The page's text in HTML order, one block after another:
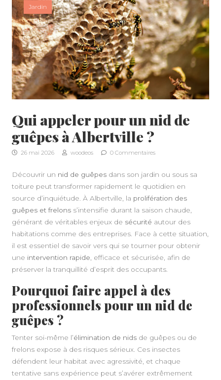
Jardin
Qui appeler pour un nid de
guêpes à Albertville ?
26 mai 2026 woodeos 0 Commentaires
Découvrir un nid de guêpes dans son jardin ou sous sa
toiture peut transformer rapidement le quotidien en
source d’inquiétude. À Albertville, la prolifération des
guêpes et frelons s’intensifie durant la saison chaude,
générant de véritables enjeux de sécurité autour des
habitations comme des entreprises. Face à cette situation,
il est essentiel de savoir vers qui se tourner pour obtenir
une intervention rapide , efficace et sécurisée, afin de
préserver la tranquillité d’esprit des occupants.
Pourquoi faire appel à des
professionnels pour un nid de
guêpes ?
Tenter soi-même l’élimination de nids de guêpes ou de
frelons expose à des risques sérieux. Ces insectes
défendent leur habitat avec agressivité, et chaque
tentative sans expérience peut s’avérer extrêmement